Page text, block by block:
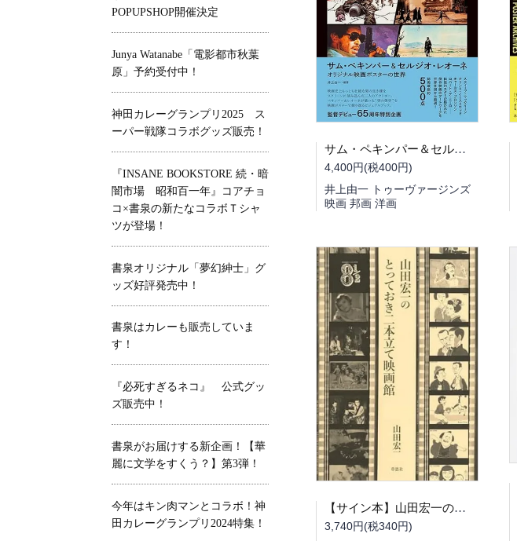
サム・ペキンパー＆セルジオ・レオーネオリジナル映画ポスターの世界
4,400円(税400円)
井上由一 トゥーヴァージンズ
映画 邦画 洋画
【サイン本】山田宏一のとっておき二本立て映画館
3,740円(税340円)
POPUPSHOP開催決定
Junya Watanabe「電影都市秋葉
原」予約受付中！
神田カレーグランプリ2025 ス
ーパー戦隊コラボグッズ販売！
『INSANE BOOKSTORE 続・暗
闇市場 昭和百一年』コアチョ
コ×書泉の新たなコラボＴシャ
ツが登場！
書泉オリジナル「夢幻紳士」グ
ッズ好評発売中！
書泉はカレーも販売していま
す！
『必死すぎるネコ』 公式グッ
ズ販売中！
書泉がお届けする新企画！【華
麗に文学をすくう？】第3弾！
今年はキン肉マンとコラボ！神
田カレーグランプリ2024特集！